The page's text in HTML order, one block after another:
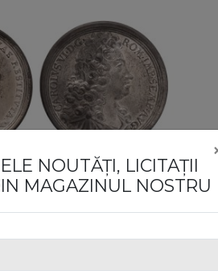
NOUTĂȚI, LICITAȚII
MAGAZINUL NOSTRU